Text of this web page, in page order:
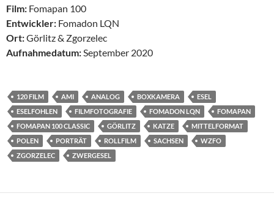
Film: Fomapan 100
Entwickler: Fomadon LQN
Ort:Görlitz & Zgorzelec
Aufnahmedatum:September 2020
120 FILM AMI ANALOG BOXKAMERA
ESEL
ESELFOHLEN
FILMFOTOGRAFIE FOMADON LQN
FOMAPAN
FOMAPAN 100 CLASSIC
GÖRLITZ KATZE
MITTELFORMAT
POLEN
PORTRÄT ROLLFILM SACHSEN
WZFO
ZGORZELEC
ZWERGESEL